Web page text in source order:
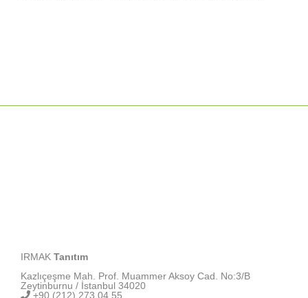
IRMAK Tanıtım
Kazlıçeşme Mah. Prof. Muammer Aksoy Cad. No:3/B
Zeytinburnu / İstanbul 34020
+90 (212) 273 04 55